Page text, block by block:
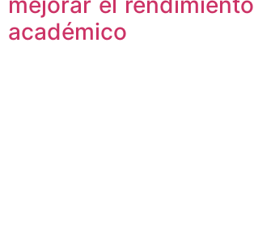
académico